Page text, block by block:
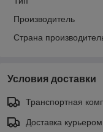
Производитель
Страна
Условия доставки
Транспортная
Доставка